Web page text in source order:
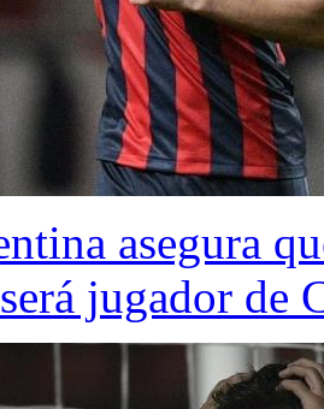
asegura
jugador de